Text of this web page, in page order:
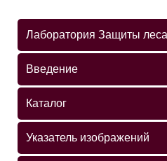
Лаборатория Защиты леса
Введение
Каталог
Указатель изображений